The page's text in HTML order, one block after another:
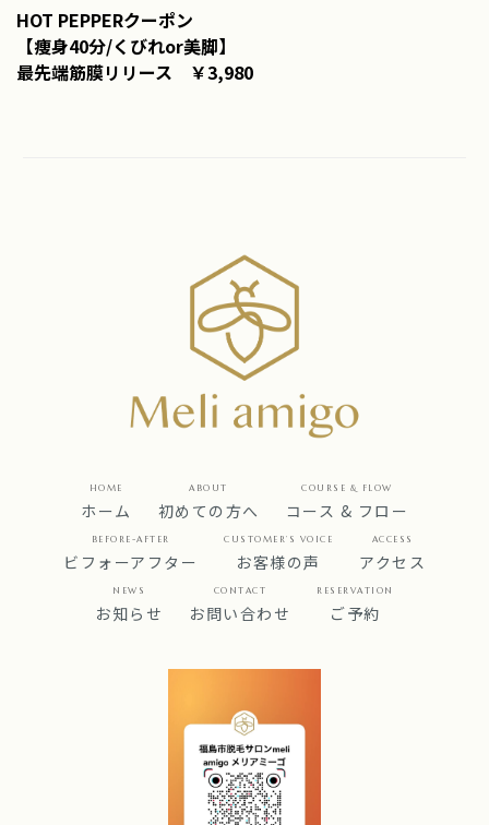
HOT PEPPERクーポン
【痩身40分/くびれor美脚】
最先端筋膜リリース ￥3,980
HOME
ホーム
ABOUT
初めての方へ
COURSE & FLOW
コース & フロー
BEFORE-AFTER
ビフォーアフター
CUSTOMER’S VOICE
お客様の声
ACCESS
アクセス
NEWS
お知らせ
CONTACT
お問い合わせ
RESERVATION
ご予約